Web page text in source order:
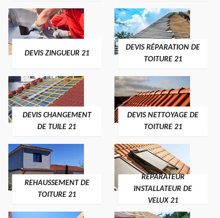
DEVIS ZINGUEUR 21
DEVIS RÉPARATION DE
TOITURE 21
DEVIS CHANGEMENT
DE TUILE 21
DEVIS NETTOYAGE DE
TOITURE 21
REHAUSSEMENT DE
TOITURE 21
RÉPARATEUR
INSTALLATEUR DE
VELUX 21